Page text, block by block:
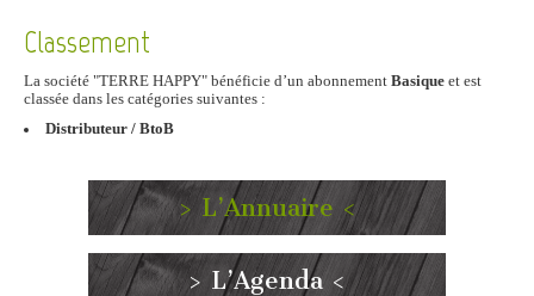
Classement
La société "TERRE HAPPY" bénéficie d’un abonnement Basique et est
classée dans les catégories suivantes :
Distributeur / BtoB
> L’Annuaire <
> L’Agenda <